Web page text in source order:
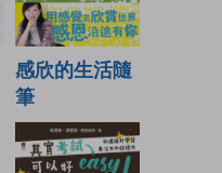
感欣的生活隨
筆